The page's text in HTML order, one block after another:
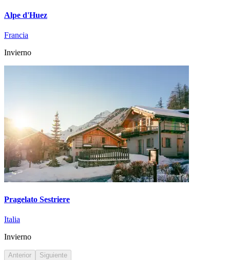
Alpe d'Huez
Francia
Invierno
Pragelato Sestriere
Italia
Invierno
Anterior Siguiente